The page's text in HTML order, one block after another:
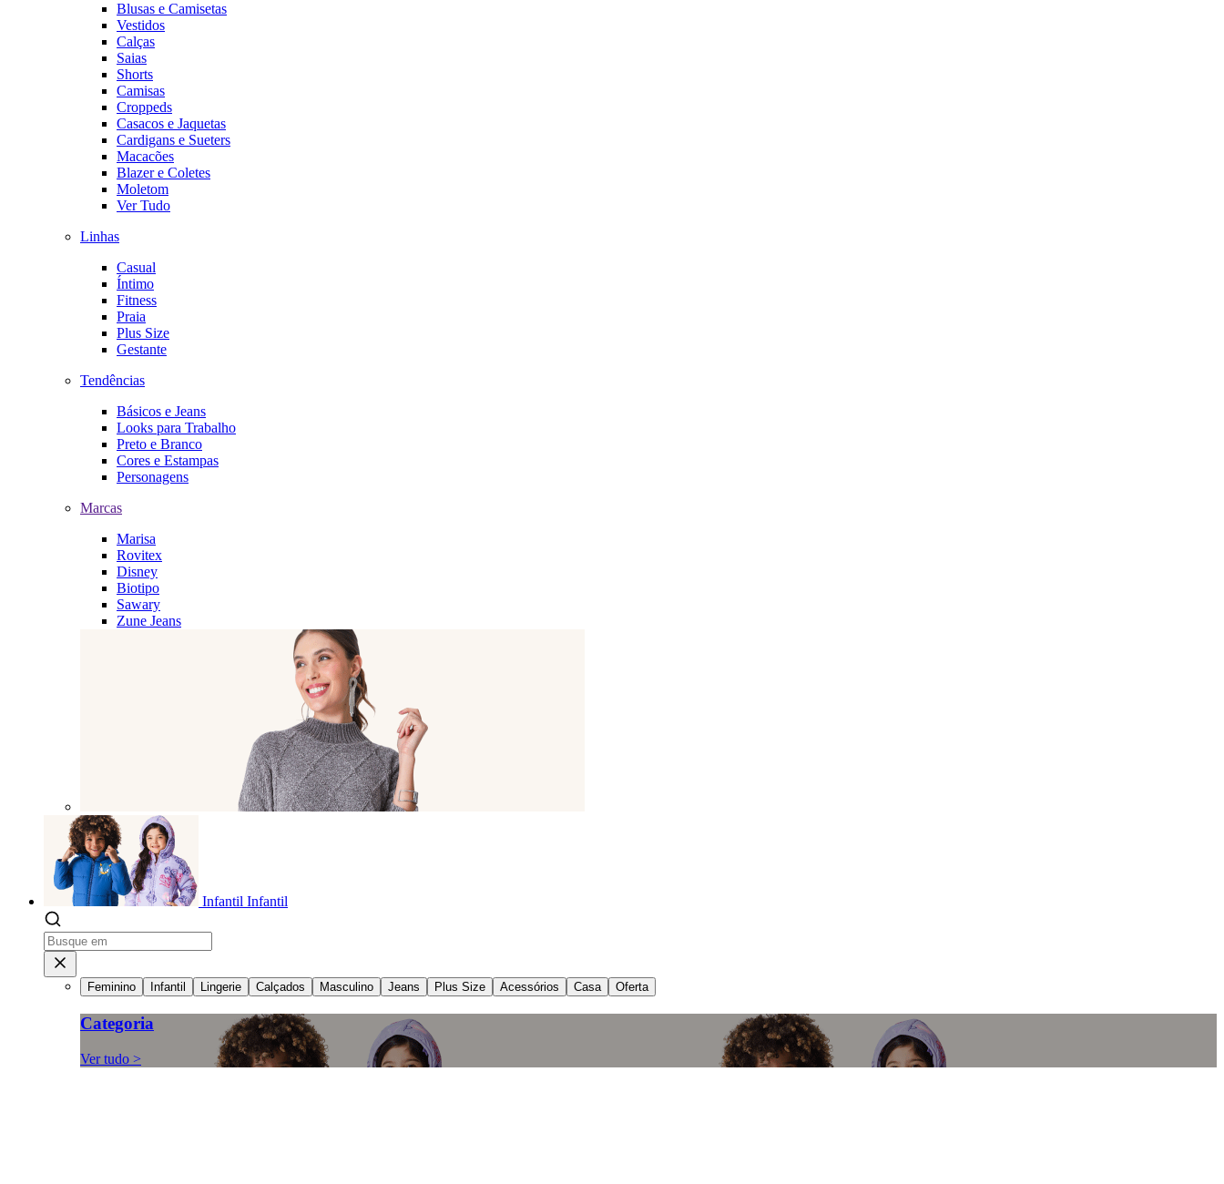
Blusas e Camisetas
Vestidos
Calças
Saias
Shorts
Camisas
Croppeds
Casacos e Jaquetas
Cardigans e Sueters
Macacões
Blazer e Coletes
Moletom
Ver Tudo
Linhas
Casual
Íntimo
Fitness
Praia
Plus Size
Gestante
Tendências
Básicos e Jeans
Looks para Trabalho
Preto e Branco
Cores e Estampas
Personagens
Marcas
Marisa
Rovitex
Disney
Biotipo
Sawary
Zune Jeans
Infantil Infantil
Feminino Infantil Lingerie Calçados Masculino Jeans Plus Size Acessórios Casa Oferta
Categoria
Ver tudo >